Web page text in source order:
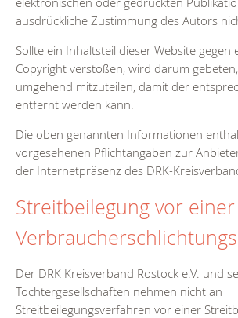
ausdrückliche Zustimmung des Autors
Sollte ein Inhaltsteil dieser Website gegen
Copyright verstoßen, wird darum
umgehend mitzuteilen, damit der
entfernt werden kann.
Die oben genannten Informationen
vorgesehenen Pflichtangaben zur
der Internetpräsenz des DRK-
Streitbeilegung vor einer
Der DRK Kreisverband Rostock e.V. und
Tochtergesellschaften nehmen nicht an
Streitbeilegungsverfahren vor einer